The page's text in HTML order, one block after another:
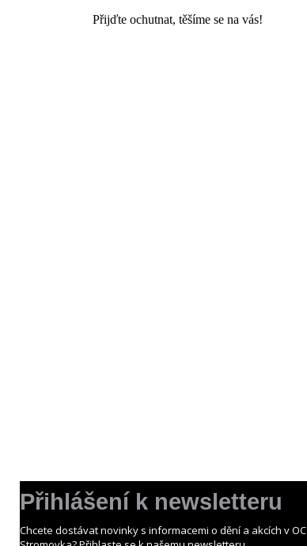
Přijďte ochutnat, těšíme se na vás!
Přihlášení k newsletteru
Chcete dostávat novinky s informacemi o dění a akcích v OC